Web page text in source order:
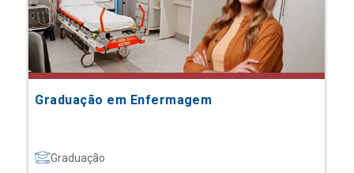
Graduação em Enfermagem
Graduação